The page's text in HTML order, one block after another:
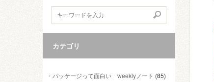
カテゴリ
パッケージって面白い weeklyノート (85)